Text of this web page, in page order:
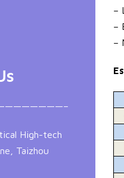
High-tech
Taizhou
–
–
–